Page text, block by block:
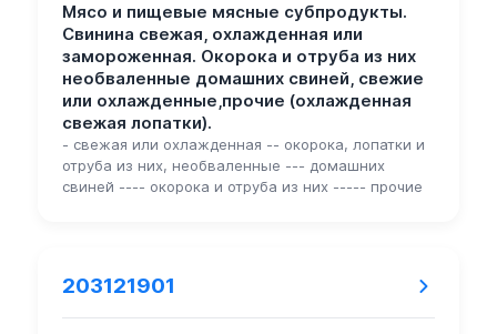
Мясо и пищевые мясные субпродукты.
Свинина свежая, охлажденная или
замороженная. Окорока и отруба из них
необваленные домашних свиней, свежие
или охлажденные,прочие (охлажденная
свежая лопатки).
- свежая или охлажденная -- окорока, лопатки и
отруба из них, необваленные --- домашних
свиней ---- окорока и отруба из них ----- прочие
203121901